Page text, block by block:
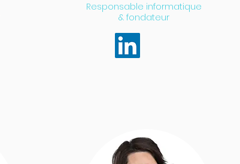
Responsable informatique
& fondateur